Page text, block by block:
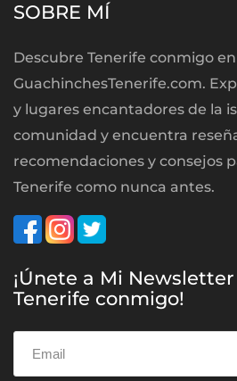
SOBRE MÍ
Descubre Tenerife conmigo en
GuachinchesTenerife.com.
y lugares encantadores de la
comunidad y encuentra
recomendaciones y consejos
Tenerife como nunca antes.
¡Únete a Mi
Tenerife conmigo!